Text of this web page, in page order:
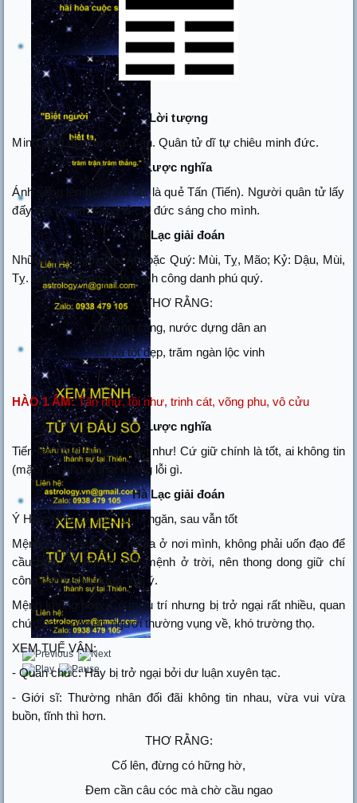
Lời tượng
Minh xuất địa thượng: Tấn. Quân tử dĩ tự chiêu minh đức.
Lược nghĩa
Ánh sáng lên trên mặt đất là quẻ Tấn (Tiến). Người quân tử lấy
đấy mà tự làm sáng tỏ cái đức sáng cho mình.
Hà Lạc giải đoán
Những tuổi Nạp giáp: Ất hoặc Quý: Mùi, Tỵ, Mão; Kỷ: Dậu, Mùi,
Tỵ. Lại sanh tháng 2 là cách công danh phú quý.
THƠ RẰNG:
Thưởng công, nước dựng dân an
Tin xa tốt đẹp, trăm ngàn lộc vinh
HÀO 1 ÂM:Tấn như, tồi như, trinh cát, võng phu, vô cửu
Lược nghĩa
Tiến lên như! Bị ngăn chẹt như! Cứ giữ chính là tốt, ai không tin
(mặc) cứ khoan thai không lỗi gì.
Hà Lạc giải đoán
Ý Hào: Nhờ có đức, dù bị ngăn, sau vẫn tốt
Mệnh hợp cách: Giữ nghĩa ở nơi mình, không phải uốn đạo để
cầu hợp với người, biết mệnh ở trời, nên thong dong giữ chí
công danh, sau được toại ý.
Mệnh không hợp: Có mưu trí nhưng bị trở ngại rất nhiều, quan
chức hay sơ xuất, người thường vụng về, khó trường thọ.
XEM TUẾ VẬN:
- Quan chức: Hay bị trở ngại bởi dư luận xuyên tạc.
- Giới sĩ: Thường nhân đối đãi không tin nhau, vừa vui vừa
buồn, tĩnh thì hơn.
THƠ RẰNG:
Cố lên, đừng có hững hờ,
Đem cần câu cóc mà chờ cầu ngao